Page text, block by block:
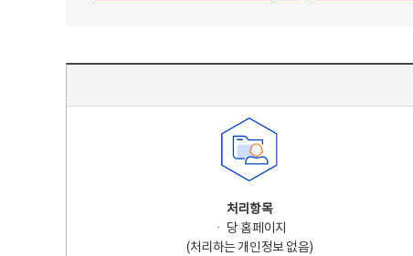
처리항목
ㆍ 당 홈페이지
(처리하는 개인정보 없음)